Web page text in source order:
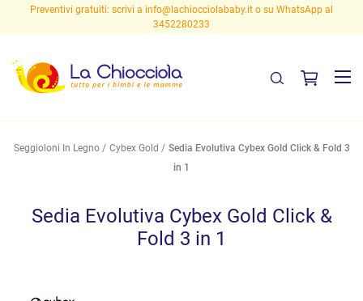
Preventivi gratuiti: scrivi a info@lachiocciolababy.it o su WhatsApp al
3452280233
Seggioloni In Legno Cybex Gold
Sedia Evolutiva Cybex Gold Click & Fold 3
in 1
Sedia Evolutiva Cybex Gold Click &
Fold 3 in 1